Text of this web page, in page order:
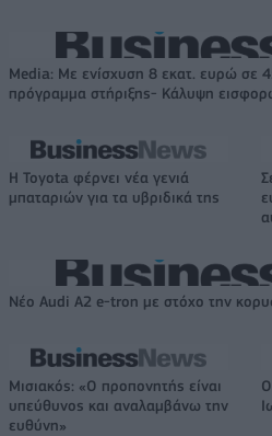
Media: Με ενίσχυση 8 εκατ. ευρώ σε
πρόγραμμα στήριξης- Κάλυψη
Η Toyota φέρνει νέα γενιά
μπαταριών για τα υβριδικά της
Νέο Audi A2 e-tron με στόχο την
Μισιακός: «Ο προπονητής είναι
υπεύθυνος και αναλαμβάνω την
ευθύνη»